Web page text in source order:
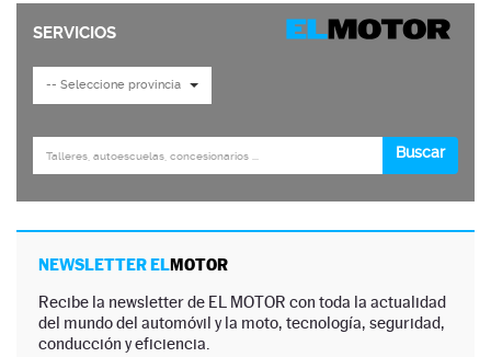
NEWSLETTER ELMOTOR
Recibe la newsletter de EL MOTOR con toda la actualidad
del mundo del automóvil y la moto, tecnología, seguridad,
conducción y eficiencia.